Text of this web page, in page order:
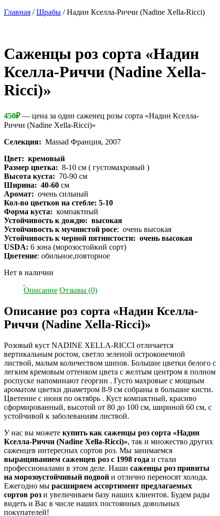
Главная /Шрабы / Надин Кселла-Риччи (Nadine Xella-Ricci)
Cаженцы роз сорта «Надин
Кселла-Риччи (Nadine Xella-
Ricci)»
450₽— цена за один саженец розы сорта «Надин Кселла-
Риччи (Nadine Xella-Ricci)»
Селекция: Massad Франция, 2007
Цвет: кремовый
Размер цветка: 8-10 см ( густомахровый )
Высота куста: 70-90 см
Ширина: 40-60 см
Аромат: очень сильный
Кол-во цветков на стебле: 5-10
Форма куста: компактный
Устойчивость к дождю: высокая
Устойчивость к мучнистой росе: очень высокая
Устойчивость к черной пятнистости: очень высокая
USDA: 6 зона (морозостойкий сорт)
Цветение: обильное,повторное
Нет в наличии
Описание Отзывы (0)
Описание роз сорта «Надин Кселла-
Риччи (Nadine Xella-Ricci)»
Розовый куст NADINE XELLA-RICCI отличается
вертикальным ростом, светло зеленой остроконечной
листвой, малым количеством шипов. Большие цветки белого с
легким кремовым оттенком цвета с желтым центром в полном
роспуске напоминают георгин . Густо махровые с мощным
ароматом цветки диаметром 8-9 см собраны в большие кисти.
Цветение с июня по октябрь . Куст компактный, красиво
сформированный, высотой от 80 до 100 см, шириной 60 см, с
устойчивой к заболеваниям листвой.
У нас вы можете купить как саженцы роз сорта «Надин
Кселла-Риччи (Nadine Xella-Ricci)», так и множество других
саженцев интересных сортов роз. Мы занимаемся
выращиванием саженцев роз с 1998 года и стали
профессионалами в этом деле. Наши саженцы роз привиты
на морозоустойчивый подвой и отлично переносят холода.
Ежегодно мы расширяем ассортимент предлагаемых
сортов роз и увеличиваем базу наших клиентов. Будем рады
видеть и Вас в числе наших постоянных довольных
покупателей!